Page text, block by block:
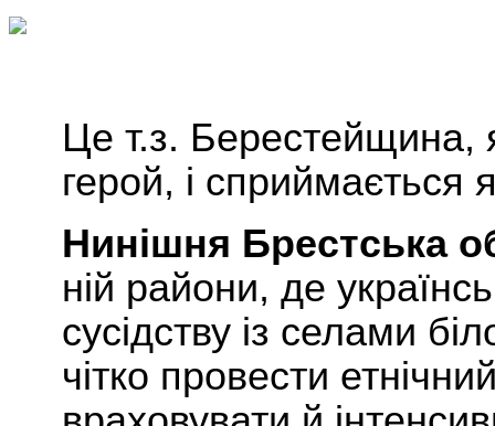
Це т.з. Берестейщина,
герой, і сприймається
Нинішня Брестська
ній райони, де
сусідству із селами
чітко провести